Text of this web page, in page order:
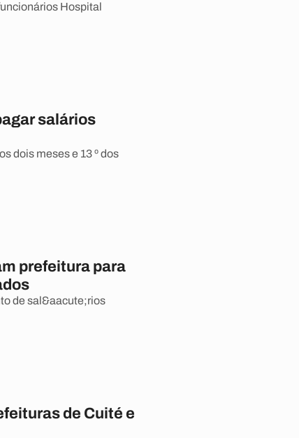
Hospital
salários
dois meses e 13 º dos
prefeitura para
de sal&aacute;rios
de Cuité e